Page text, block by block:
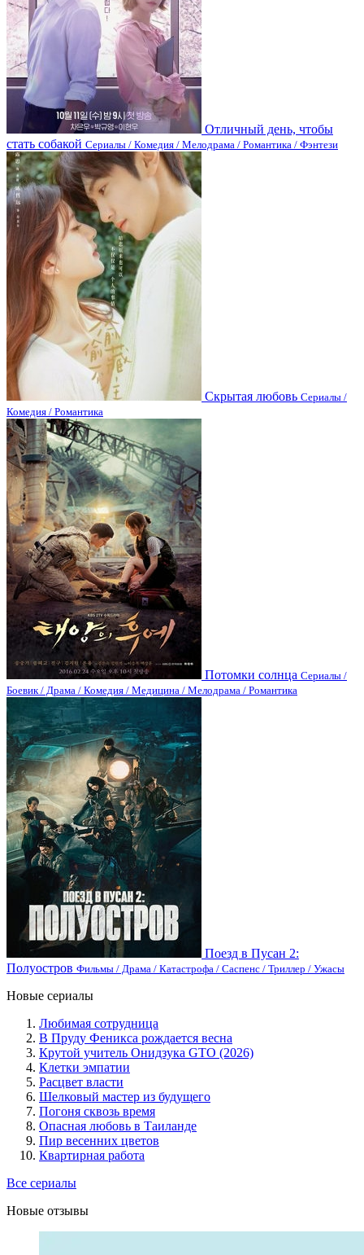
Отличный день, чтобы
стать собакой Сериалы / Комедия / Мелодрама / Романтика / Фэнтези
Скрытая любовь Сериалы /
Комедия / Романтика
Потомки солнца Сериалы /
Боевик / Драма / Комедия / Медицина / Мелодрама / Романтика
Поезд в Пусан 2:
Полуостров Фильмы / Драма / Катастрофа / Саспенс / Триллер / Ужасы
Новые сериалы
Любимая сотрудница
В Пруду Феникса рождается весна
Крутой учитель Онидзука GTO (2026)
Клетки эмпатии
Расцвет власти
Шелковый мастер из будущего
Погоня сквозь время
Опасная любовь в Таиланде
Пир весенних цветов
Квартирная работа
Все сериалы
Новые отзывы